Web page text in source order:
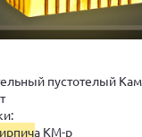
пустотелый
а КМ-р